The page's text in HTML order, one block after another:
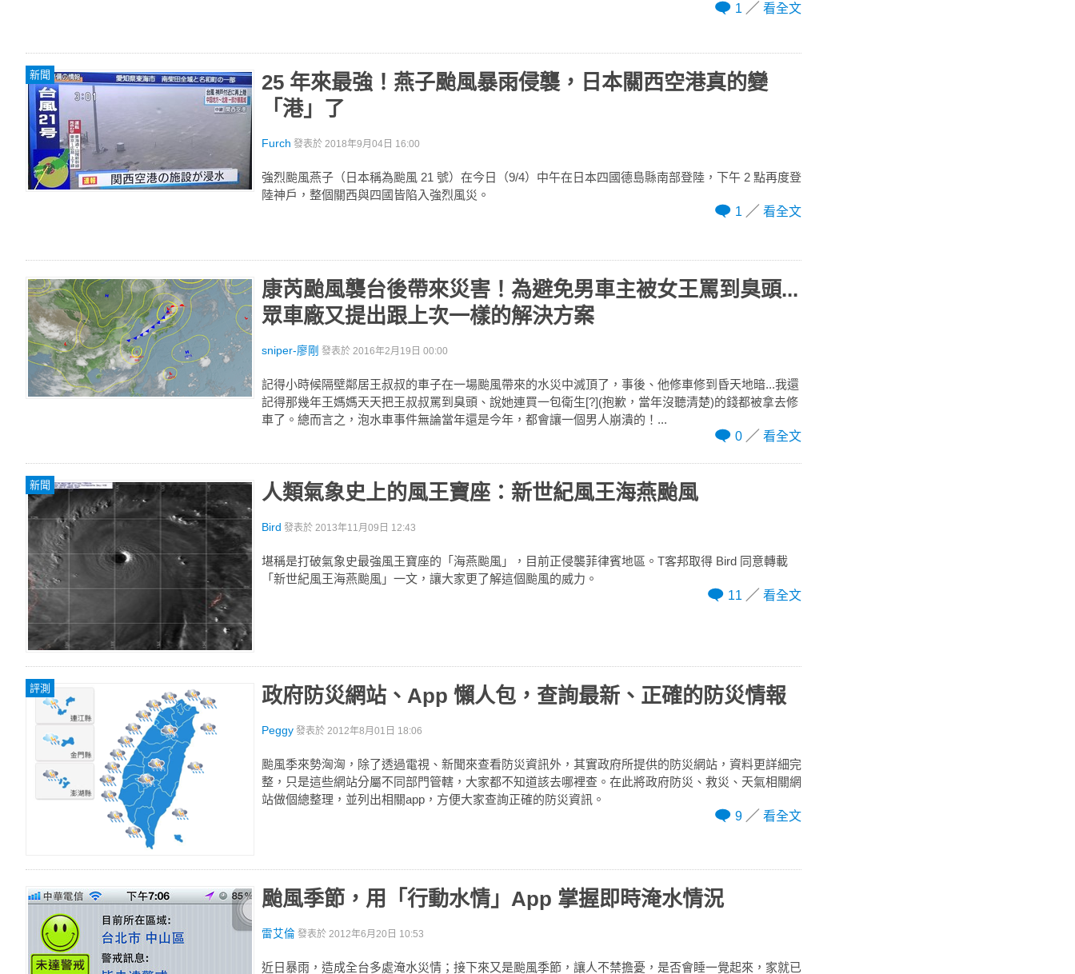
1
看全文
新聞
25 年來最強！燕子颱風暴雨侵襲，日本關西空港真的變
「港」了
Furch 發表於 2018年9月04日 16:00
強烈颱風燕子（日本稱為颱風 21 號）在今日（9/4）中午在日本四國德島縣南部登陸，下午 2 點再度登
陸神戶，整個關西與四國皆陷入強烈風災。
1
看全文
康芮颱風襲台後帶來災害！為避免男車主被女王罵到臭頭...
眾車廠又提出跟上次一樣的解決方案
sniper-廖剛 發表於 2016年2月19日 00:00
記得小時候隔壁鄰居王叔叔的車子在一場颱風帶來的水災中滅頂了，事後、他修車修到昏天地暗...我還
記得那幾年王媽媽天天把王叔叔罵到臭頭、說她連買一包衛生[?](抱歉，當年沒聽清楚)的錢都被拿去修
車了。總而言之，泡水車事件無論當年還是今年，都會讓一個男人崩潰的！...
0
看全文
新聞 人類氣象史上的風王寶座：新世紀風王海燕颱風
Bird 發表於 2013年11月09日 12:43
堪稱是打破氣象史最強風王寶座的「海燕颱風」，目前正侵襲菲律賓地區。T客邦取得 Bird 同意轉載
「新世紀風王海燕颱風」一文，讓大家更了解這個颱風的威力。
11
看全文
評測 政府防災網站、App 懶人包，查詢最新、正確的防災情報
Peggy 發表於 2012年8月01日 18:06
颱風季來勢洶洶，除了透過電視、新聞來查看防災資訊外，其實政府所提供的防災網站，資料更詳細完
整，只是這些網站分屬不同部門管轄，大家都不知道該去哪裡查。在此將政府防災、救災、天氣相關網
站做個總整理，並列出相關app，方便大家查詢正確的防災資訊。
9
看全文
颱風季節，用「行動水情」App 掌握即時淹水情況
雷艾倫 發表於 2012年6月20日 10:53
近日暴雨，造成全台多處淹水災情；接下來又是颱風季節，讓人不禁擔憂，是否會睡一覺起來，家就已